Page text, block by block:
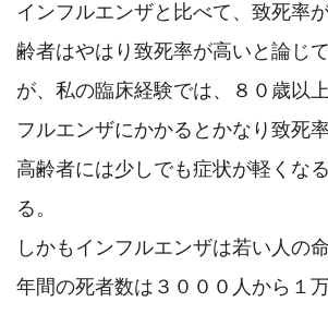
インフルエンザと比べて、致死率
齢者はやはり致死率が高いと論じ
が、私の臨床経験では、８０歳以
フルエンザにかかるとかなり致死
高齢者には少しでも症状が軽くな
る。
しかもインフルエンザは若い人の
年間の死者数は３０００人から１